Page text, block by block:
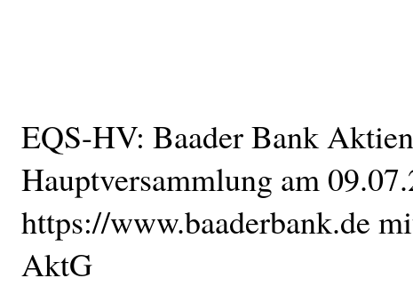
EQS-HV: Baader Bank
Hauptversammlung am
https://www.baaderbank.de
AktG